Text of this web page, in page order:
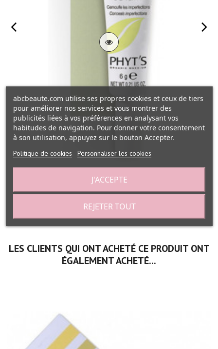
Correcteur de teint camouflage et...
Add To Cart
LES CLIENTS QUI ONT ACHETÉ CE PRODUIT ONT
ÉGALEMENT ACHETÉ...
abcbeaute.com utilise ses propres cookies et ceux de tiers
pour améliorer nos services et vous montrer des
publicités liées à vos préférences en analysant vos
habitudes de navigation. Pour donner votre consentement
à son utilisation, appuyez sur le bouton Accepter.
Politique de cookies Personnaliser les cookies
REJETER TOUT
J'ACCEPTE